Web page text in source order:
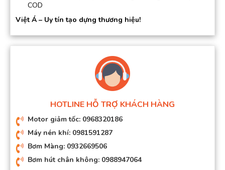
COD
Việt Á – Uy tín tạo dựng thương hiệu!
HOTLINE HỖ TRỢ KHÁCH HÀNG
Motor giảm tốc: 0968320186
Máy nén khí: 0981591287
Bơm Màng: 0932669506
Bơm hút chân không: 0988947064